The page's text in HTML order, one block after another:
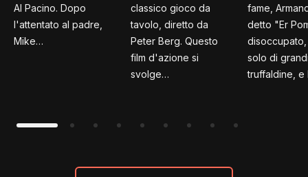
Al Pacino. Dopo
l'attentato al padre,
Mike…
classico gioco da
tavolo, diretto da
Peter Berg. Questo
film d'azione si
svolge…
fame,
detto "Er
solo di
truffaldine, e